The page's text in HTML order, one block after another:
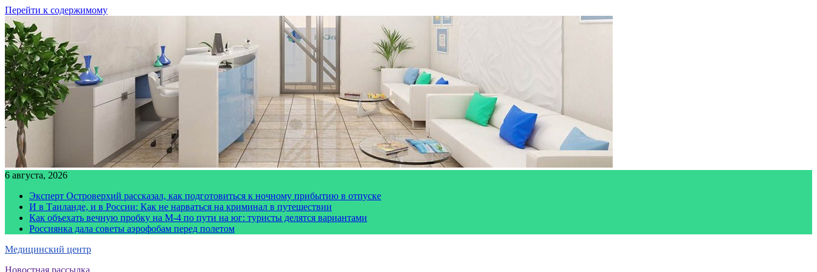
Перейти к содержимому
6 августа, 2026
Эксперт Островерхий рассказал, как подготовиться к ночному прибытию в отпуске
И в Таиланде, и в России: Как не нарваться на криминал в путешествии
Как объехать вечную пробку на М-4 по пути на юг: туристы делятся вариантами
Россиянка дала советы аэрофобам перед полетом
Медицинский центр
Новостная рассылка